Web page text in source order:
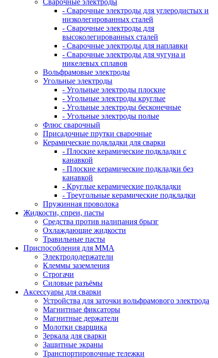
Сварочные электроды
- Сварочные электроды для углеродистых и
низколегированных сталей
- Сварочные электроды для
высоколегированных сталей
- Сварочные электроды для наплавки
- Сварочные электроды для чугуна и
никелевых сплавов
Вольфрамовые электроды
Угольные электроды
- Угольные электроды плоские
- Угольные электроды круглые
- Угольные электроды бесконечные
- Угольные электроды полые
Флюс сварочный
Присадочные прутки сварочные
Керамические подкладки для сварки
- Плоские керамические подкладки с
канавкой
- Плоские керамические подкладки без
канавкой
- Круглые керамические подкладки
- Треугольные керамические подкладки
Пружинная проволока
Жидкости, спреи, пасты
Средства против налипания брызг
Охлаждающие жидкости
Травильные пасты
Приспособления для ММА
Электрододержатели
Клеммы заземления
Строгачи
Силовые разъёмы
Аксессуары для сварки
Устройства для заточки вольфрамового электрода
Магнитные фиксаторы
Магнитные держатели
Молотки сварщика
Зеркала для сварки
Защитные экраны
Транспортировочные тележки